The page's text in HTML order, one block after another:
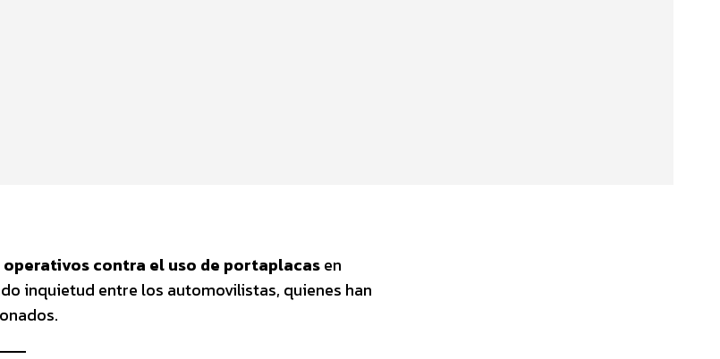
operativos contra el uso de portaplacasen
inquietud entre los automovilistas, quienes han